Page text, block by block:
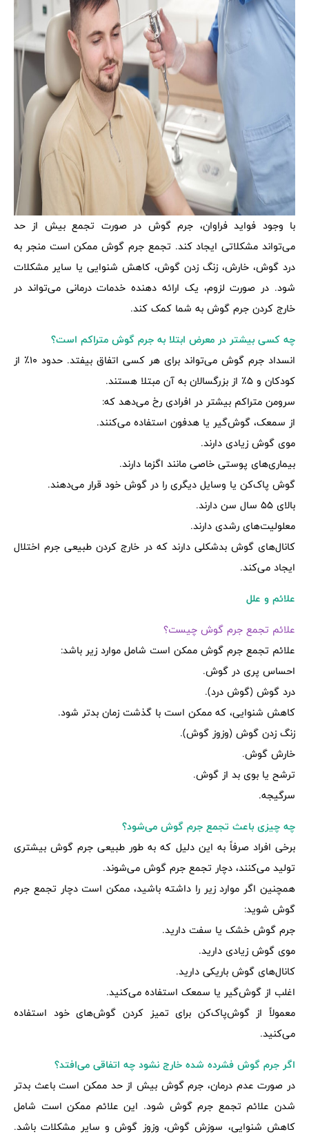
با وجود فواید فراوان، جرم گوش در صورت تجمع بیش از حد
می‌تواند مشکلاتی ایجاد کند. تجمع جرم گوش ممکن است منجر به
درد گوش، خارش، زنگ زدن گوش، کاهش شنوایی یا سایر مشکلات
شود. در صورت لزوم، یک ارائه دهنده خدمات درمانی می‌تواند در
خارج کردن جرم گوش به شما کمک کند.
چه کسی بیشتر در معرض ابتلا به جرم گوش متراکم است؟
انسداد جرم گوش می‌تواند برای هر کسی اتفاق بیفتد. حدود 10٪ از
کودکان و 5٪ از بزرگسالان به آن مبتلا هستند.
سرومن متراکم بیشتر در افرادی رخ می‌دهد که:
از سمعک، گوش‌گیر یا هدفون استفاده می‌کنند.
موی گوش زیادی دارند.
بیماری‌های پوستی خاصی مانند اگزما دارند.
گوش پاک‌کن یا وسایل دیگری را در گوش خود قرار می‌دهند.
بالای 55 سال سن دارند.
معلولیت‌های رشدی دارند.
کانال‌های گوش بدشکلی دارند که در خارج کردن طبیعی جرم اختلال
ایجاد می‌کند.
علائم و علل
علائم تجمع جرم گوش چیست؟
علائم تجمع جرم گوش ممکن است شامل موارد زیر باشد:
احساس پری در گوش.
درد گوش (گوش درد).
کاهش شنوایی، که ممکن است با گذشت زمان بدتر شود.
زنگ زدن گوش (وزوز گوش).
خارش گوش.
ترشح یا بوی بد از گوش.
سرگیجه.
چه چیزی باعث تجمع جرم گوش می‌شود؟
برخی افراد صرفاً به این دلیل که به طور طبیعی جرم گوش بیشتری
تولید می‌کنند، دچار تجمع جرم گوش می‌شوند.
همچنین اگر موارد زیر را داشته باشید، ممکن است دچار تجمع جرم
گوش شوید:
جرم گوش خشک یا سفت دارید.
موی گوش زیادی دارید.
کانال‌های گوش باریکی دارید.
اغلب از گوش‌گیر یا سمعک استفاده می‌کنید.
معمولاً از گوش‌پاک‌کن برای تمیز کردن گوش‌های خود استفاده
می‌کنید.
اگر جرم گوش فشرده شده خارج نشود چه اتفاقی می‌افتد؟
در صورت عدم درمان، جرم گوش بیش از حد ممکن است باعث بدتر
شدن علائم تجمع جرم گوش شود. این علائم ممکن است شامل
کاهش شنوایی، سوزش گوش، وزوز گوش و سایر مشکلات باشد.